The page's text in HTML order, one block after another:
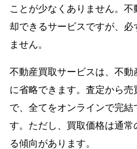
ことが少なくありません。
却できるサービスですが、必
ません。
不動産買取サービスは、不
に省略できます。査定から売
で、全てをオンラインで完
す。ただし、買取価格は通
る傾向があります。